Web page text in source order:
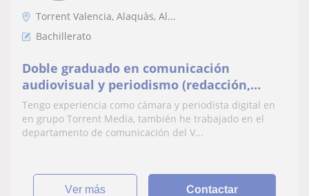
Torrent Valencia, Alaquàs, Al...
Bachillerato
Doble graduado en comunicación
audiovisual y periodismo (redacción,
edición, cine, fotografía) vivo en Torrent,
tengo B2 de inglés
Tengo experiencia como cámara y periodista digital en
en grupo Torrent Media, también he trabajado en el
departamento de comunicación del V...
ver más Contactar